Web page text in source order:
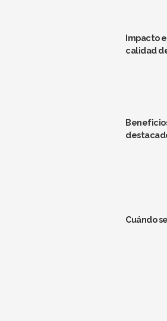
Impacto
calidad
Cuándo